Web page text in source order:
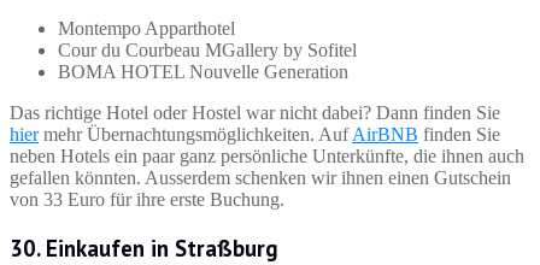
Montempo Apparthotel
Cour du Courbeau MGallery by Sofitel
BOMA HOTEL Nouvelle Generation
Das richtige Hotel oder Hostel war nicht dabei? Dann finden Sie
hiermehr Übernachtungsmöglichkeiten. AufAirBNB finden Sie
neben Hotels ein paar ganz persönliche Unterkünfte, die ihnen auch
gefallen könnten. Ausserdem schenken wir ihnen einen Gutschein
von 33 Euro für ihre erste Buchung.
30. Einkaufen in Straßburg